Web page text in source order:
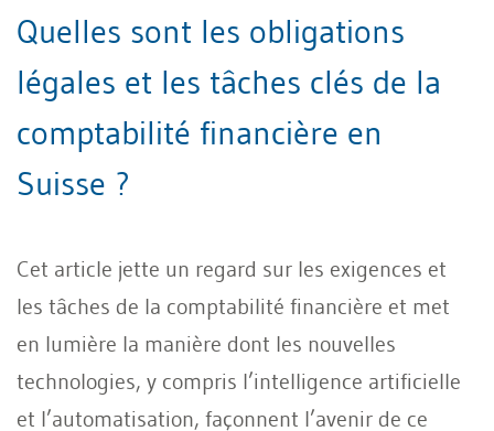
Quelles sont les obligations
légales et les tâches clés de la
comptabilité financière en
Suisse ?
Cet article jette un regard sur les exigences et
les tâches de la comptabilité financière et met
en lumière la manière dont les nouvelles
technologies, y compris l’intelligence artificielle
et l’automatisation, façonnent l’avenir de ce